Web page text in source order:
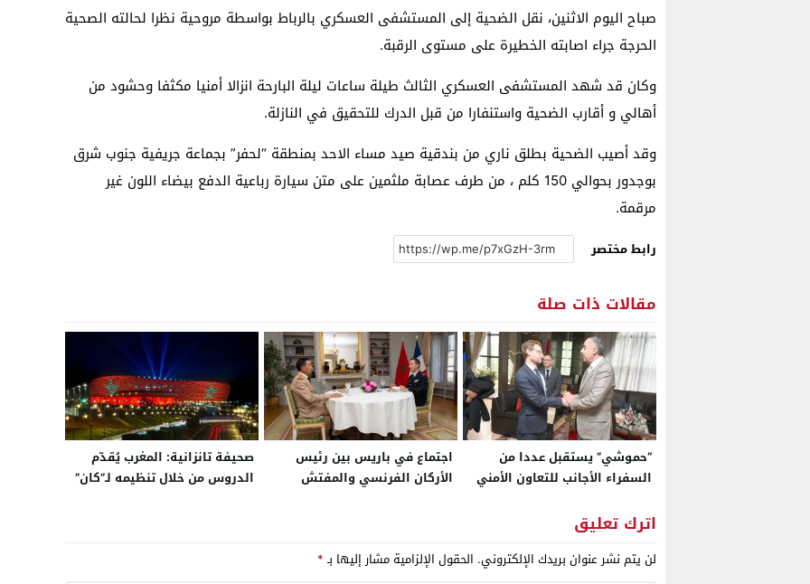
صباح اليوم الاثنين، نقل الضحية إلى المستشفى العسكري بالرباط بواسطة مروحية نظرا لحالته الصحية
الحرجة جراء اصابته الخطيرة على مستوى الرقبة.
وكان قد شهد المستشفى العسكري الثالث طيلة ساعات ليلة البارحة انزالا أمنيا مكثفا وحشود من
أهالي و أقارب الضحية واستنفارا من قبل الدرك للتحقيق في النازلة.
وقد أصيب الضحية بطلق ناري من بندقية صيد مساء الاحد بمنطقة “لحفر” بجماعة جريفية جنوب شرق
بوجدور بحوالي 150 كلم ، من طرف عصابة ملثمين على متن سيارة رباعية الدفع بيضاء اللون غير
مرقمة.
رابط مختصر
مقالات ذات صلة
“حموشي” يستقبل عددا من
السفراء الأجانب للتعاون الأمني
اجتماع في باريس بين رئيس
الأركان الفرنسي والمفتش
صحيفة تانزانية: المغرب يُقدّم
الدروس من خلال تنظيمه لـ”كان”
اترك تعليق
لن يتم نشر عنوان بريدك الإلكتروني. الحقول الإلزامية مشار إليها بـ*